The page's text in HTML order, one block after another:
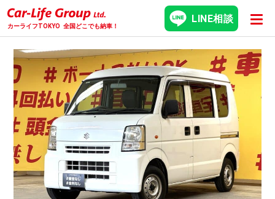
カーライフTOKYO 全国どこでも納車！
LINE相談